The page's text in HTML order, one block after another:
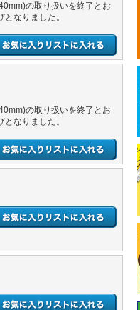
の取り扱いを終了とお
なりました。
の取り扱いを終了とお
なりました。